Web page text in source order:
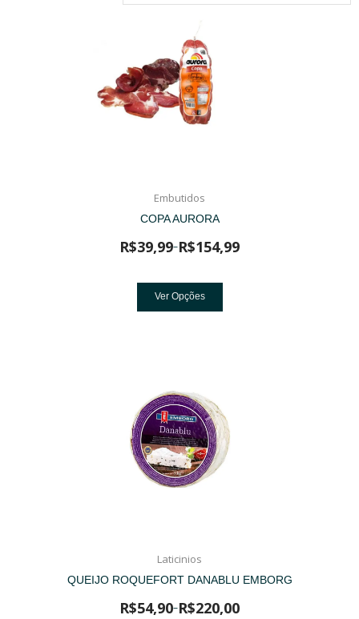
Embutidos
COPA AURORA
R$39,99–R$154,99
Ver Opções
Laticinios
QUEIJO ROQUEFORT DANABLU EMBORG
R$54,90–R$220,00